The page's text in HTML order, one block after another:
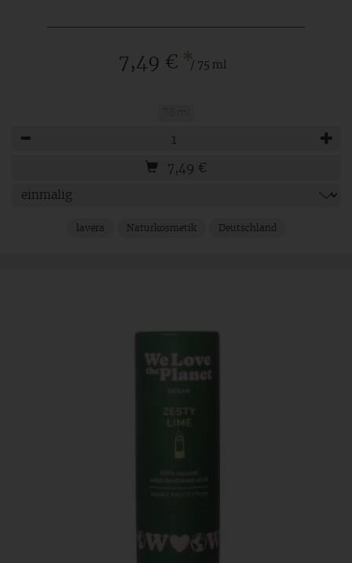
7,49 € */ 75 ml
7,49 €
lavera Naturkosmetik Deutschland